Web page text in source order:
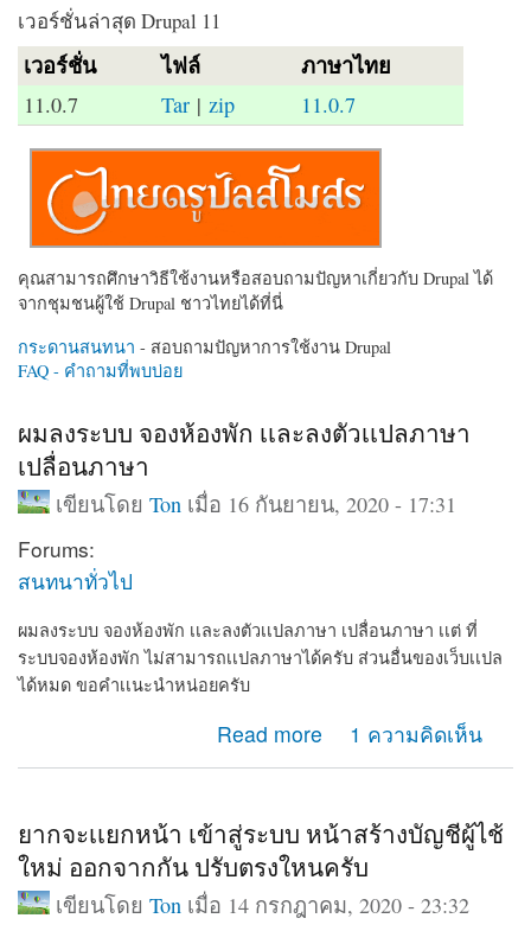
เวอร์ชั่นล่าสุด Drupal 11
เวอร์ชั่น ไฟล์ ภาษาไทย
11.0.7 Tar | zip 11.0.7
คุณสามารถศึกษาวิธีใช้งานหรือสอบถามปัญหาเกี่ยวกับ Drupal ได้
จากชุมชนผู้ใช้ Drupal ชาวไทยได้ที่นี่
กระดานสนทนา - สอบถามปัญหาการใช้งาน Drupal
FAQ - คำถามที่พบบ่อย
ผมลงระบบ จองห้องพัก เเละลงตัวเเปลภาษา
เปลื่อนภาษา
เขียนโดย Ton เมื่อ 16 กันยายน, 2020 - 17:31
Forums:
สนทนาทั่วไป
ผมลงระบบ จองห้องพัก เเละลงตัวเเปลภาษา เปลื่อนภาษา เเต่ ที่
ระบบจองห้องพัก ไม่สามารถเเปลภาษาได้ครับ ส่วนอื่นของเว็บเเปล
ได้หมด ขอคำเเนะนำหน่อยครับ
Read more
about ผมลงระบบ จองห้องพัก เเละลงตัวเเปลภาษา เปลื่อ
นภาษา
1 ความคิดเห็น
ยากจะเเยกหน้า เข้าสู่ระบบ หน้าสร้างบัญชีผู้ไช้
ใหม่ ออกจากกัน ปรับตรงใหนครับ
เขียนโดย Ton เมื่อ 14 กรกฎาคม, 2020 - 23:32